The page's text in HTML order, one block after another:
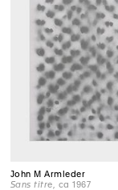
John M Armleder
Sans titre , ca 1967